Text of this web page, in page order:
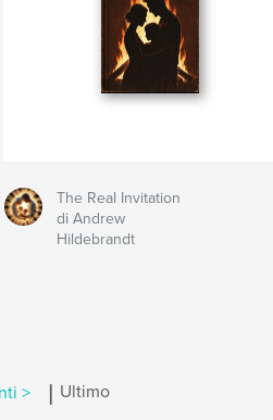
The Real Invitation
di Andrew
Hildebrandt
> Ultimo